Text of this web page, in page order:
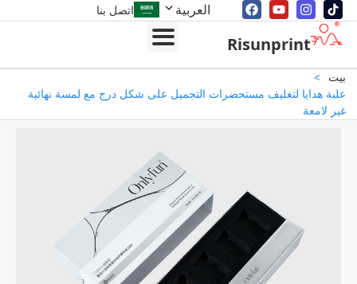
العربية اتصل بنا
Risunprint
>
هدايا لتغليف مستحضرات التجميل على شكل درج مع لمسة نهائية